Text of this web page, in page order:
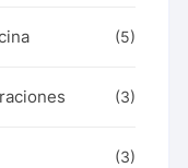
(5)
(3)
(3)